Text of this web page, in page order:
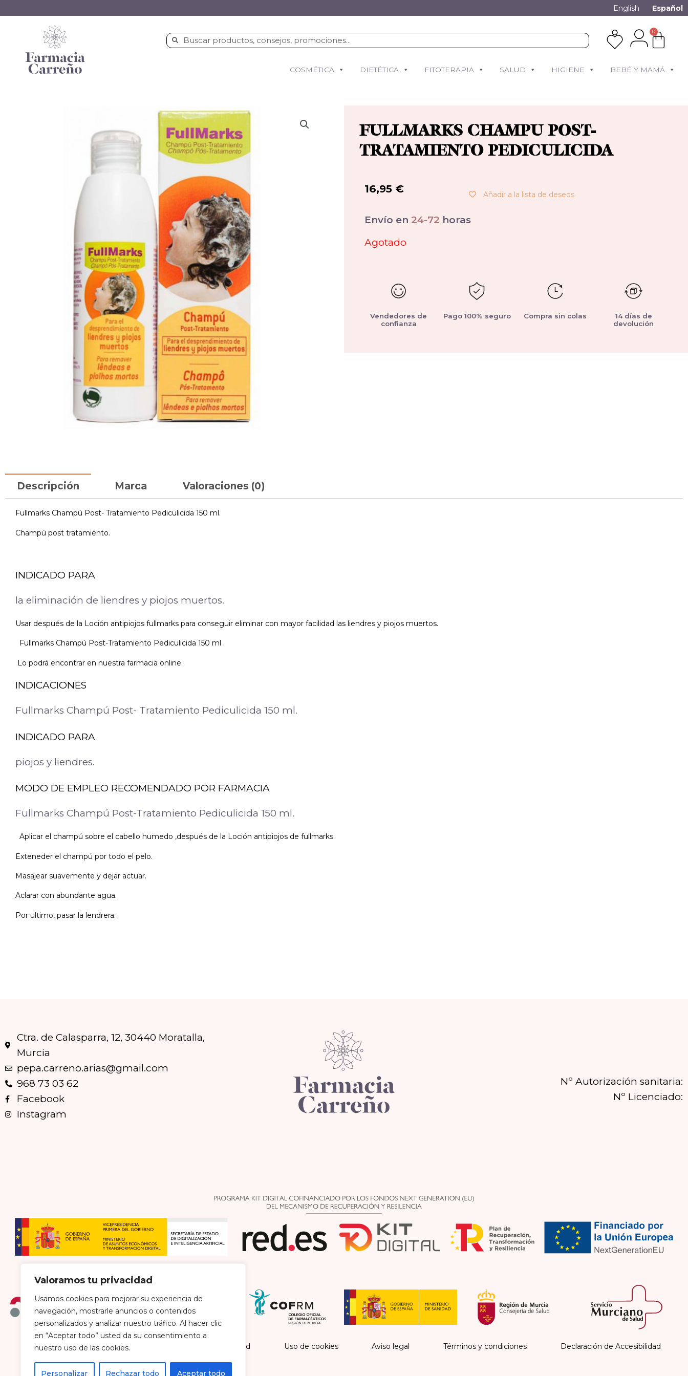
Valoramos tu privacidad
Usamos cookies para mejorar su experiencia de
navegación, mostrarle anuncios o contenidos
personalizados y analizar nuestro tráfico. Al hacer clic
en “Aceptar todo” usted da su consentimiento a
nuestro uso de las cookies.
Personalizar Rechazar todo Aceptar todo
English Español
0
COSMÉTICA DIETÉTICA FITOTERAPIA SALUD HIGIENE BEBÉ Y MAMÁ
FULLMARKS CHAMPU POST-
TRATAMIENTO PEDICULICIDA
16,95 € Añadir a la lista de deseos
Envío en 24-72 horas
Agotado
Vendedores de
confianza
Pago 100% seguro Compra sin colas
14 días de
devolución
Descripción Marca Valoraciones (0)
Fullmarks Champú Post- Tratamiento Pediculicida 150 ml.
Champú post tratamiento.
INDICADO PARA
la eliminación de liendres y piojos muertos.
Usar después de la Loción antipiojos fullmarks para conseguir eliminar con mayor facilidad las liendres y piojos muertos.
Fullmarks Champú Post-Tratamiento Pediculicida 150 ml .
Lo podrá encontrar en nuestra farmacia online .
INDICACIONES
Fullmarks Champú Post- Tratamiento Pediculicida 150 ml.
INDICADO PARA
piojos y liendres.
MODO DE EMPLEO RECOMENDADO POR FARMACIA
Fullmarks Champú Post-Tratamiento Pediculicida 150 ml.
Aplicar el champú sobre el cabello humedo ,después de la Loción antipiojos de fullmarks.
Exteneder el champú por todo el pelo.
Masajear suavemente y dejar actuar.
Aclarar con abundante agua.
Por ultimo, pasar la lendrera.
Ctra. de Calasparra, 12, 30440 Moratalla,
Murcia
pepa.carreno.arias@gmail.com
968 73 03 62
Facebook
Instagram
Nº Autorización sanitaria:
Nº Licenciado:
Política de envío y devoluciones Política de privacidad Uso de cookies Aviso legal Términos y condiciones Declaración de Accesibilidad